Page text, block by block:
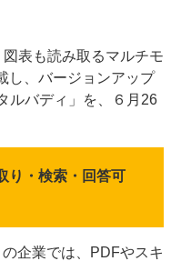
表も読み取るマルチモ
し、バージョンアップ
ルバディ」を、６月26
り・検索・回答可
企業では、PDFやスキ